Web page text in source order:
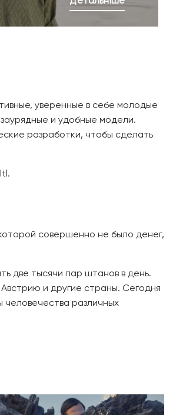
уверенные в себе молодые
и удобные модели.
разработки, чтобы сделать
совершенно не было денег,
две тысячи пар штанов в день.
и другие страны. Сегодня
различных